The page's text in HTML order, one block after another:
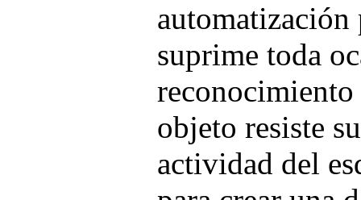
suprime toda
objeto resiste
actividad del